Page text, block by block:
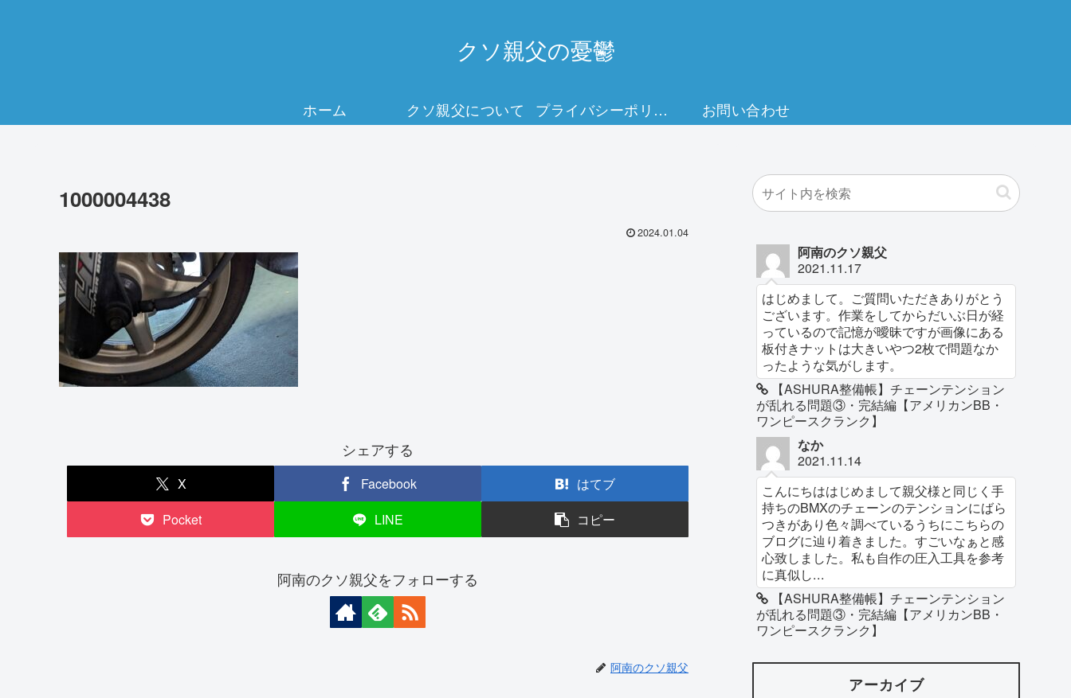
クソ親父の憂鬱
ホーム クソ親父について プライバシーポリシー お問い合わせ
1000004438
2024.01.04
シェアする
X Facebook
はてブ
Pocket
LINE コピー
阿南のクソ親父をフォローする
阿南のクソ親父
阿南のクソ親父
2021.11.17
はじめまして。ご質問いただきありがとう
ございます。作業をしてからだいぶ日が経
っているので記憶が曖昧ですが画像にある
板付きナットは大きいやつ2枚で問題なか
ったような気がします。
【ASHURA整備帳】チェーンテンション
が乱れる問題③・完結編【アメリカンBB・
ワンピースクランク】
なか
2021.11.14
こんにちははじめまして親父様と同じく手
持ちのBMXのチェーンのテンションにばら
つきがあり色々調べているうちにこちらの
ブログに辿り着きました。すごいなぁと感
心致しました。私も自作の圧入工具を参考
に真似し...
【ASHURA整備帳】チェーンテンション
が乱れる問題③・完結編【アメリカンBB・
ワンピースクランク】
アーカイブ